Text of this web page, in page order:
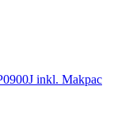
inkl. Makpac